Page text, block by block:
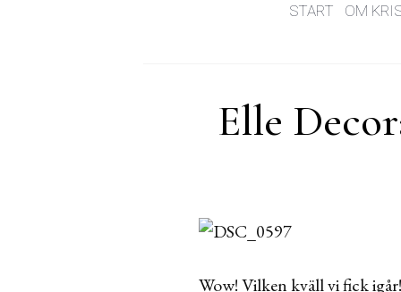
START OM
Elle
Wow! Vilken kväll vi fick igår!